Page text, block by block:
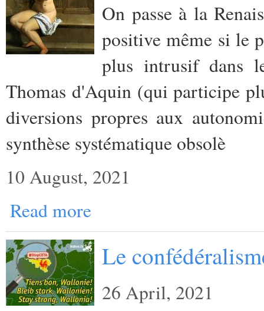
On passe à la
positive même si le
plus intrusif dans
Thomas d'Aquin (qui participe
diversions propres aux
synthèse systématique obsolè
10 August, 2021
Read more
Le
26 April, 2021